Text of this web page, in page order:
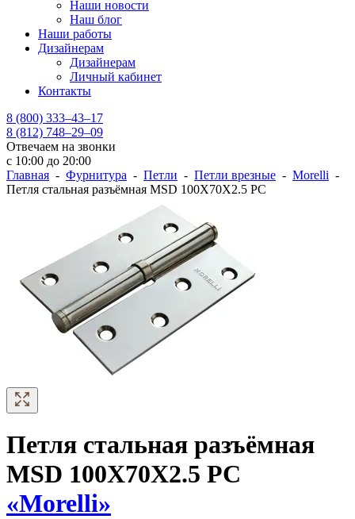
Наши новости
Наш блог
Наши работы
Дизайнерам
Дизайнерам
Личный кабинет
Контакты
8 (800) 333–43–17
8 (812) 748–29–09
Отвечаем на звонки
с 10:00 до 20:00
Главная - Фурнитура - Петли - Петли врезные - Morelli -
Петля стальная разъёмная MSD 100X70X2.5 PC
Петля стальная разъёмная
MSD 100X70X2.5 PC
«Morelli»